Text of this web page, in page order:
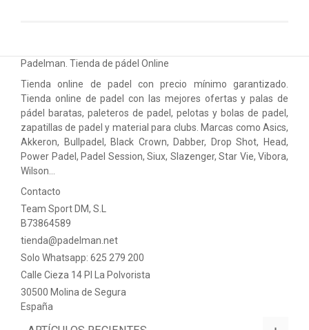
Padelman. Tienda de pádel Online
Tienda online de padel con precio mínimo garantizado.
Tienda online de padel con las mejores ofertas y palas de
pádel baratas, paleteros de padel, pelotas y bolas de padel,
zapatillas de padel y material para clubs. Marcas como Asics,
Akkeron, Bullpadel, Black Crown, Dabber, Drop Shot, Head,
Power Padel, Padel Session, Siux, Slazenger, Star Vie, Vibora,
Wilson…
Contacto
Team Sport DM, S.L
B73864589
tienda@padelman.net
Solo Whatsapp: 625 279 200
Calle Cieza 14 PI La Polvorista
30500 Molina de Segura
España